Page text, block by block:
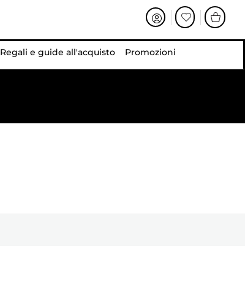
Regali e guide all'acquisto Promozioni